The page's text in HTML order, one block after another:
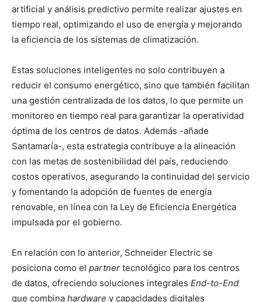
artificial y análisis predictivo permite realizar ajustes en
tiempo real, optimizando el uso de energía y mejorando
la eficiencia de los sistemas de climatización.
Estas soluciones inteligentes no solo contribuyen a
reducir el consumo energético, sino que también facilitan
una gestión centralizada de los datos, lo que permite un
monitoreo en tiempo real para garantizar la operatividad
óptima de los centros de datos. Además -añade
Santamaría-, esta estrategia contribuye a la alineación
con las metas de sostenibilidad del país, reduciendo
costos operativos, asegurando la continuidad del servicio
y fomentando la adopción de fuentes de energía
renovable, en línea con la Ley de Eficiencia Energética
impulsada por el gobierno.
En relación con lo anterior, Schneider Electric se
posiciona como el partner tecnológico para los centros
de datos, ofreciendo soluciones integrales End-to-End
que combina hardware y capacidades digitales